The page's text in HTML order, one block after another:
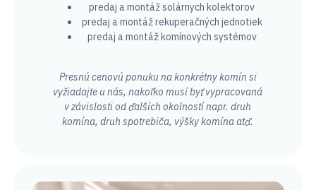
predaj a montáž solárnych kolektorov
predaj a montáž rekuperačných jednotiek
predaj a montáž komínových systémov
Presnú cenovú ponuku na konkrétny komín si
vyžiadajte u nás, nakoľko musí byť vypracovaná
v závislosti od ďalších okolností napr. druh
komína, druh spotrebiča, výšky komína atď.